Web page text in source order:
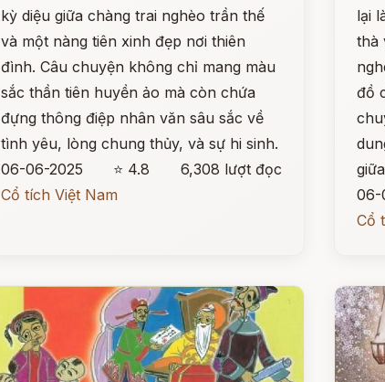
kỳ diệu giữa chàng trai nghèo trần thế
và một nàng tiên xinh đẹp nơi thiên
đình. Câu chuyện không chỉ mang màu
sắc thần tiên huyền ảo mà còn chứa
đựng thông điệp nhân văn sâu sắc về
tình yêu, lòng chung thủy, và sự hi sinh.
06-06-2025
⭐ 4.8
6,308 lượt đọc
Cổ tích Việt Nam
lại
thà
đồ
06-
Cổ